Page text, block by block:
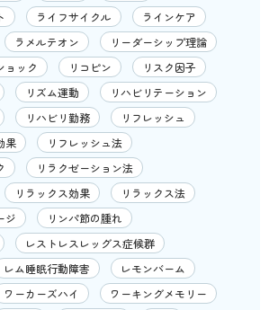
ライフサイクル
ラインケア
ラメルテオン
リーダーシップ理論
ョック
リコピン
リスク因子
リズム運動
リハビリテーション
リハビリ勤務
リフレッシュ
果
リフレッシュ法
リラクゼーション法
リラックス効果
リラックス法
ジ
リンパ節の腫れ
レストレスレッグス症候群
レム睡眠行動障害
レモンバーム
ワーカーズハイ
ワーキングメモリー